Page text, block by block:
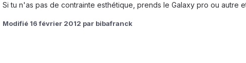
Si tu n'as pas de contrainte esthétique, prends le Galaxy pro ou autre
Modifié 16 février 2012 par bibafranck